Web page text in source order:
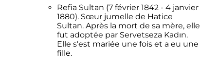
Refia Sultan (7 février 1842 - 4 janvier
1880). Sœur jumelle de Hatice
Sultan. Après la mort de sa mère, elle
fut adoptée par Servetseza Kadın.
Elle s'est mariée une fois et a eu une
fille.